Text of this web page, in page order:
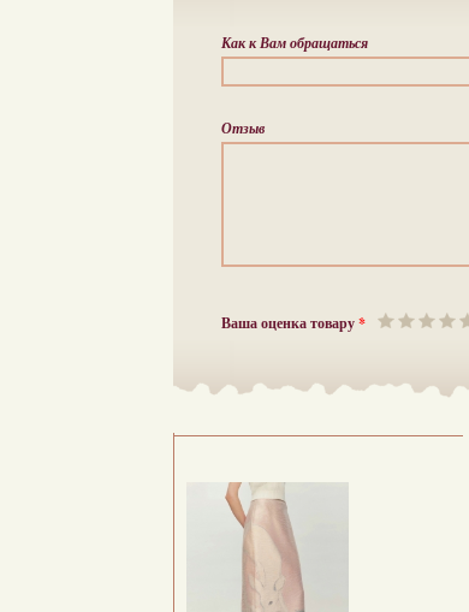
Как к Вам обращаться
Отзыв
Ваша оценка товару*